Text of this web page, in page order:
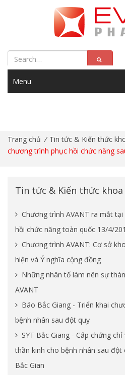
Menu
Trang chủ / Tin tức & Kiến thức
chương trình phục hồi chức năng
Tin tức & Kiến thức khoa
Chương trình AVANT ra mắt
hồi chức năng toàn quốc 13/4/
Chương trình AVANT: Cơ sở
hiện và Ý nghĩa cộng đồng
Những nhân tố làm nên sự
AVANT
Báo Bắc Giang - Triển khai
bệnh nhân sau đột quỵ
SYT Bắc Giang - Cấp chứng
thần kinh cho bệnh nhân sau đột
Bắc Gian